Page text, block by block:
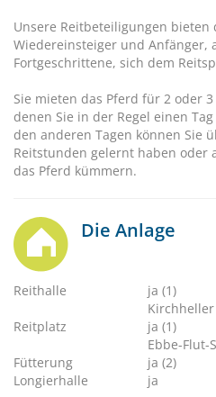
Unsere Reitbeteiligungen bieten
Wiedereinsteiger und Anfänger,
Fortgeschrittene, sich dem
Sie mieten das Pferd für 2 oder
denen Sie in der Regel einen
den anderen Tagen können Sie
Reitstunden gelernt haben oder
das Pferd kümmern.
Die Anlage
Reithalle
ja (1)
Reitplatz
ja (1)
Ebbe-Flut-
Fütterung
ja (2)
Longierhalle
ja